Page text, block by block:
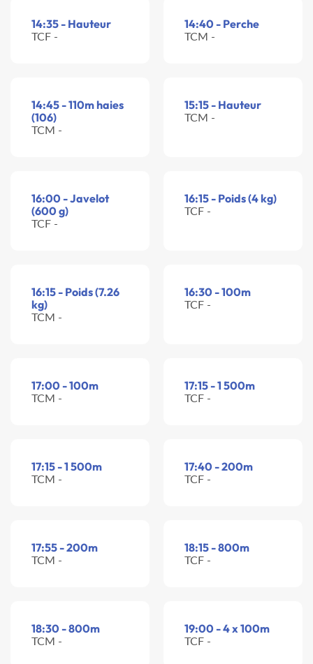
14:35 - Hauteur
TCF -
14:40 - Perche
TCM -
14:45 - 110m haies
(106)
TCM -
15:15 - Hauteur
TCM -
16:00 - Javelot
(600 g)
TCF -
16:15 - Poids (4 kg)
TCF -
16:15 - Poids (7.26
kg)
TCM -
16:30 - 100m
TCF -
17:00 - 100m
TCM -
17:15 - 1 500m
TCF -
17:15 - 1 500m
TCM -
17:40 - 200m
TCF -
17:55 - 200m
TCM -
18:15 - 800m
TCF -
18:30 - 800m
TCM -
19:00 - 4 x 100m
TCF -